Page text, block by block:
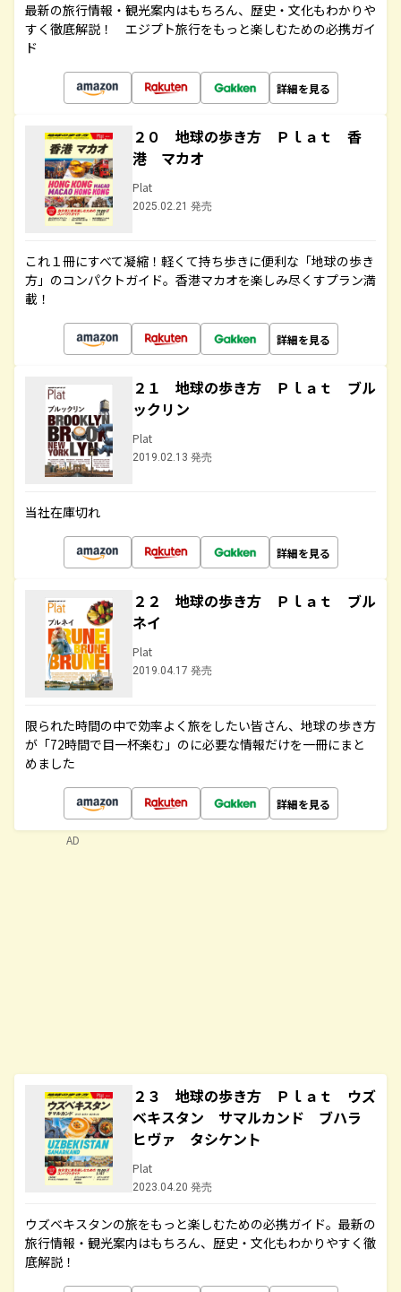
最新の旅行情報・観光案内はもちろん、歴史・文化もわかりや
すく徹底解説！ エジプト旅行をもっと楽しむための必携ガイ
ド
詳細を見る
２０ 地球の歩き方 Ｐｌａｔ 香
港 マカオ
Plat
2025.02.21 発売
これ１冊にすべて凝縮！軽くて持ち歩きに便利な「地球の歩き
方」のコンパクトガイド。香港マカオを楽しみ尽くすプラン満
載！
詳細を見る
２１ 地球の歩き方 Ｐｌａｔ ブル
ックリン
Plat
2019.02.13 発売
当社在庫切れ
詳細を見る
２２ 地球の歩き方 Ｐｌａｔ ブル
ネイ
Plat
2019.04.17 発売
限られた時間の中で効率よく旅をしたい皆さん、地球の歩き方
が「72時間で目一杯楽む」のに必要な情報だけを一冊にまと
めました
詳細を見る
２３ 地球の歩き方 Ｐｌａｔ ウズ
ベキスタン サマルカンド ブハラ
ヒヴァ タシケント
Plat
2023.04.20 発売
ウズベキスタンの旅をもっと楽しむための必携ガイド。最新の
旅行情報・観光案内はもちろん、歴史・文化もわかりやすく徹
底解説！
AD